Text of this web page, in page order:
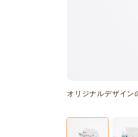
オリジナルデザイン